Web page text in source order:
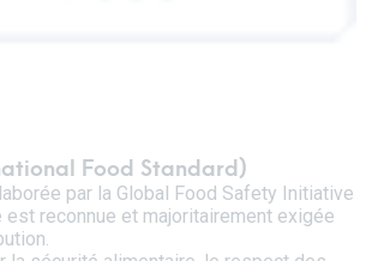
Food Standard)
par la Global Food Safety Initiative
est reconnue et majoritairement exigée